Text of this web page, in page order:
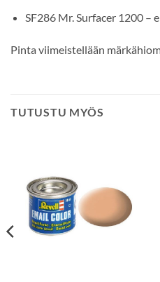
SF286 Mr. Surfacer 1200 –
Pinta viimeistellään
TUTUSTU MYÖS